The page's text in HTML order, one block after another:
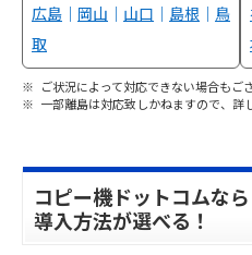
広島 ｜ 岡山 ｜ 山口 ｜ 島根 ｜ 鳥
取
ご状況によって対応できない場合もご
一部離島は対応致しかねますので、詳
コピー機ドットコムなら
導入方法が選べる！